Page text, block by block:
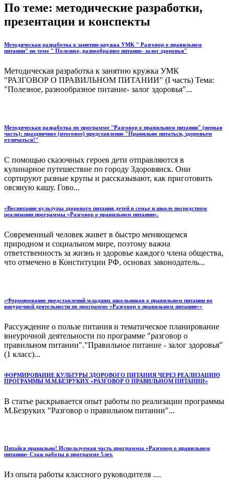
По теме: методические разработки,
презентации и конспекты
Методическая разработка к занятию кружка УМК " Разговор о правильном
питании" по теме " Полезное, разнообразное питание- залог здоровья"
Методическая разработка к занятию кружка УМК
"РАЗГОВОР О ПРАВИЛЬНОМ ПИТАНИИ" (I часть) Тема:
"Полезное, разнообразное питание- залог здоровья"...
Методическая разработка по программе "Разговор о правильном питании" (первая
часть): праздничное (итоговое) представление "Правильно питаться, здоровьем
отличаться!"
С помощью сказочных героев дети отправляются в
кулинарное путешествие по городу Здоровянск. Они
сортируют разные крупы и рассказывают, как приготовить
овсяную кашу. Гово...
«Воспитание культуры здорового питания детей в семье и школе посредством
реализации программы «Разговор о правильном питании».
Современный человек живет в быстро меняющемся
природном и социальном мире, поэтому важна
ответственность за жизнь и здоровье каждого члена общества,
что отмечено в Конституции РФ, основах законодатель...
«Формирование представлений младших школьников о правильном питании во
внеурочной деятельности по программе «Разговор о правильном питании»»
Рассуждение о пользе питания и тематическое планирование
внеурочной деятельности по программе "разговор о
правильном питании"."Правильное питание - залог здоровья"
(1 класс)...
ФОРМИРОВАНИЕ КУЛЬТУРЫ ЗДОРОВОГО ПИТАНИЯ ЧЕРЕЗ РЕАЛИЗАЦИЮ
ПРОГРАММЫ М.М.БЕЗРУКИХ «РАЗГОВОР О ПРАВИЛЬНОМ ПИТАНИИ»
В статье раскрывается опыт работы по реализации программы
М.Безруких "Разговор о правильном питании"...
Питайся правильно! Используемая часть программы «Разговор о правильном
питании» Стаж работы в программе 5лет.
Из опыта работы классного руководителя ....